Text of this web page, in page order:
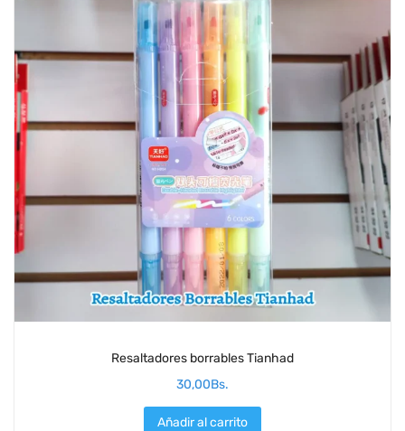
Resaltadores borrables Tianhad
30,00Bs.
Añadir al carrito